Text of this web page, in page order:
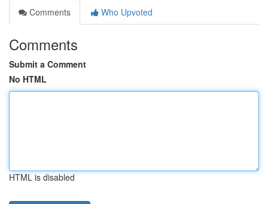
Comments
Who Upvoted
Comments
Submit a Comment
No HTML
HTML is disabled